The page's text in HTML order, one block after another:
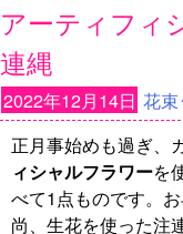
アーティフィ
連縄
2022年12月14日 花束
正月事始めも過ぎ、
ィシャルフラワーを
べて1点ものです。お
尚、生花を使った注